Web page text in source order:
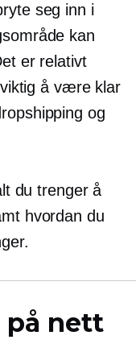
seg inn i
kan
er relativt
å være klar
og
du trenger å
hvordan du
på nett